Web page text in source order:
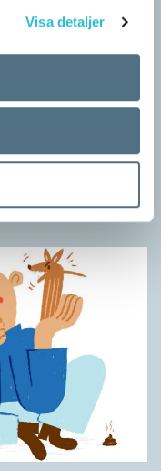
Visa detaljer
ska tala
för
sig grunderna
ytterligare i takt med…